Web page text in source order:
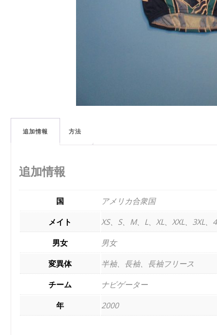
追加情報 方法
追加情報
国
アメリカ合衆国
メイト
XS、S、M、L、XL、XXL、3XL、
男女
男女
変異体
半袖、長袖、長袖フリース
チーム
ナビゲーター
年
2000